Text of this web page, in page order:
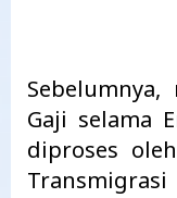
Gaji selama
diproses